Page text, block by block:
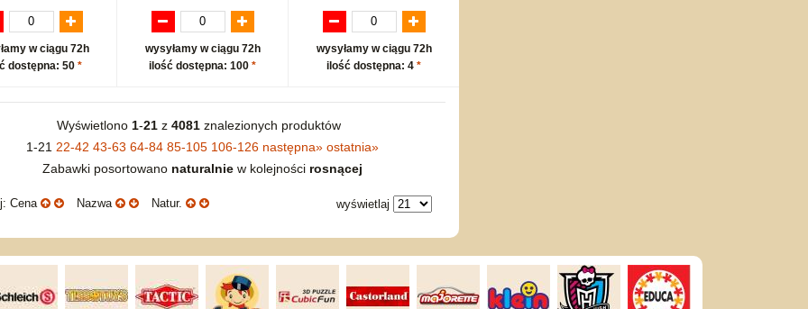
w ciągu 72h
dostępna: 50 *
wysyłamy w ciągu 72h
ilość dostępna: 100 *
wysyłamy w ciągu 72h
ilość dostępna: 4 *
Wyświetlono 1-21z 4081znalezionych produktów
1-21 22-42 43-63 64-84 85-105 106-126 następna» ostatnia»
Zabawki posortowano naturalniew kolejności rosnącej
Cena Nazwa Natur. wyświetlaj